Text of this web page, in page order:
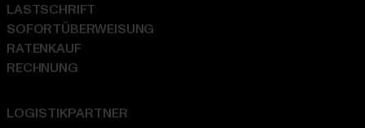
LOGISTIKPARTNER
LASTSCHRIFT
SOFORTÜBERWEISUNG
RATENKAUF
RECHNUNG